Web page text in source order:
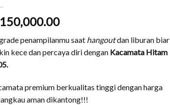
150,000.00
penampilanmu saat hangoutdan liburan biar
kece dan percaya diri dengan Kacamata Hitam
premium berkualitas tinggi dengan harga
aman dikantong!!!